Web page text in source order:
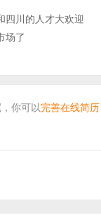
四川的人才大欢迎
场了
你可以完善在线简历